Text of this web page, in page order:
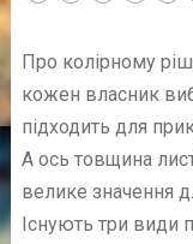
Про колірному
кожен власник
підходить для
А ось товщина
велике значення
Існують три види